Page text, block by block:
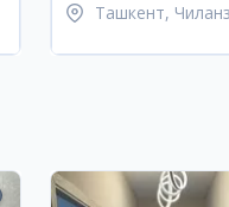
Ташкент,